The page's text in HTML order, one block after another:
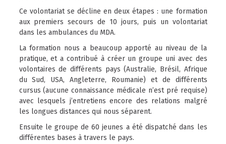
Ce volontariat se décline en deux étapes : une formation
aux premiers secours de 10 jours, puis un volontariat
dans les ambulances du MDA.
La formation nous a beaucoup apporté au niveau de la
pratique, et a contribué à créer un groupe uni avec des
volontaires de différents pays (Australie, Brésil, Afrique
du Sud, USA, Angleterre, Roumanie) et de différents
cursus (aucune connaissance médicale n’est pré requise)
avec lesquels j’entretiens encore des relations malgré
les longues distances qui nous séparent.
Ensuite le groupe de 60 jeunes a été dispatché dans les
différentes bases à travers le pays.